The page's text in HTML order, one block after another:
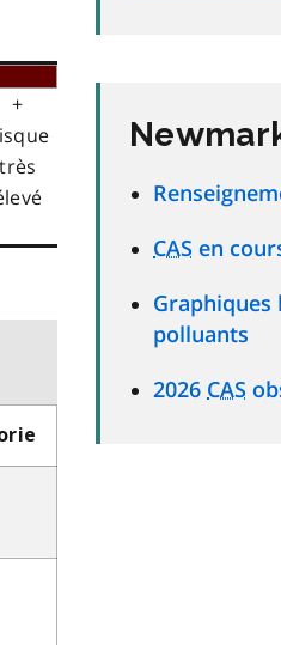
+
très
CAS en
Graphiques
polluants
2026 CAS